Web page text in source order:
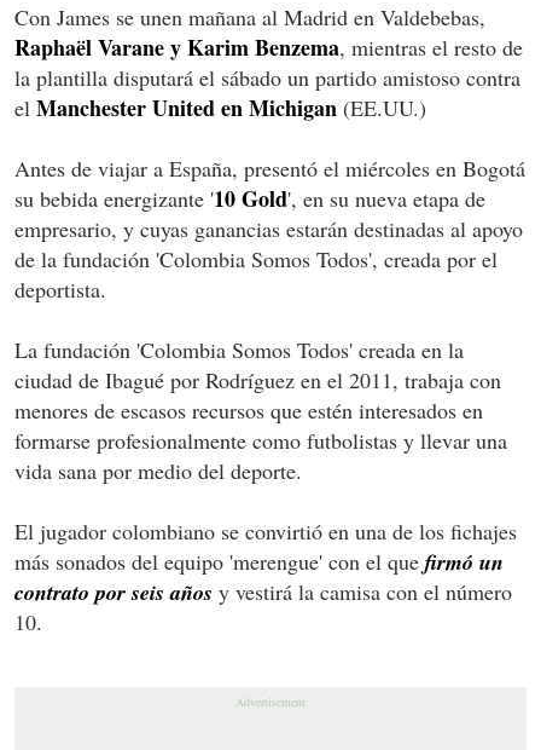
Con James se unen mañana al Madrid en Valdebebas,
Raphaël Varane y Karim Benzema, mientras el resto de
la plantilla disputará el sábado un partido amistoso contra
el Manchester United en Michigan (EE.UU.)
Antes de viajar a España, presentó el miércoles en Bogotá
su bebida energizante '10 Gold', en su nueva etapa de
empresario, y cuyas ganancias estarán destinadas al apoyo
de la fundación 'Colombia Somos Todos', creada por el
deportista.
La fundación 'Colombia Somos Todos' creada en la
ciudad de Ibagué por Rodríguez en el 2011, trabaja con
menores de escasos recursos que estén interesados en
formarse profesionalmente como futbolistas y llevar una
vida sana por medio del deporte.
El jugador colombiano se convirtió en una de los fichajes
más sonados del equipo 'merengue' con el que firmó un
contrato por seis años y vestirá la camisa con el número
10.